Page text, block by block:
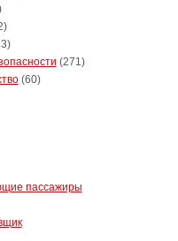
(271)
(60)
пассажиры